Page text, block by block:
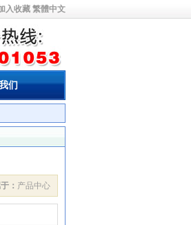
的技术开发、设计、施工和停车场设备管理
入收藏 繁體中文
们
： 产品中心